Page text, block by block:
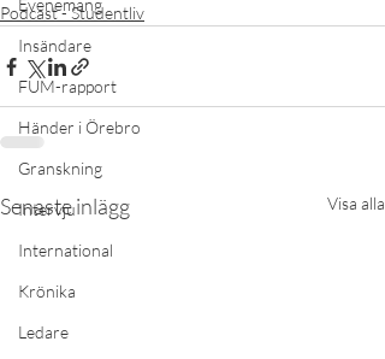
Evenemang
Insändare
FUM-rapport
Händer i Örebro
Granskning
Intervju
International
Krönika
Ledare
Podcast - Studentliv
Senaste inlägg Visa alla